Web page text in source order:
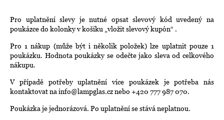
Pro uplatnění slevy je nutné opsat slevový kód uvedený na
poukázce do kolonky v košíku „vložit slevový kupón“ .
Pro 1 nákup (může být i několik položek) lze uplatnit pouze 1
poukázku. Hodnota poukázky se odečte jako sleva od celkového
nákupu.
V případě potřeby uplatnění více poukázek je potřeba nás
kontaktovat na info@lampglas.cz nebo +420 777 987 070.
Poukázka je jednorázová. Po uplatnění se stává neplatnou.